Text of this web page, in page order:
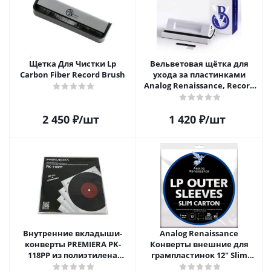
Щетка Для Чистки Lp
Carbon Fiber Record Brush
2 450₽/шт
Вельветовая щётка для
ухода за пластинками
Analog Renaissance, Record
Velvet Brush, AR-7152, White
1 420₽/шт
Внутренние вкладыши-
конверты PREMIERA PK-
118PP из полиэтилена
высокой плотности для 12"
Analog Renaissance
Конверты внешние для
грампластинок 12" Slim
Carton (25 шт)